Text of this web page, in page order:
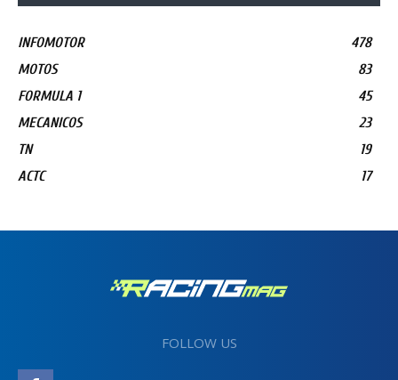
INFOMOTOR
478
MOTOS
83
FORMULA 1
45
MECANICOS
23
TN
19
ACTC
17
FOLLOW US